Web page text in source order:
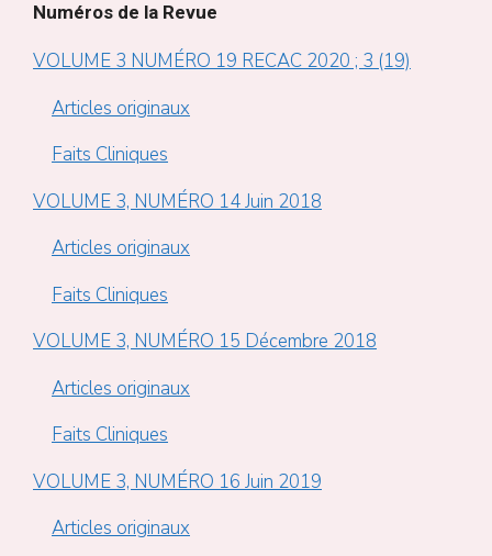
Numéros de la Revue
VOLUME 3 NUMÉRO 19 RECAC 2020 ; 3 (19)
Articles originaux
Faits Cliniques
VOLUME 3, NUMÉRO 14 Juin 2018
Articles originaux
Faits Cliniques
VOLUME 3, NUMÉRO 15 Décembre 2018
Articles originaux
Faits Cliniques
VOLUME 3, NUMÉRO 16 Juin 2019
Articles originaux